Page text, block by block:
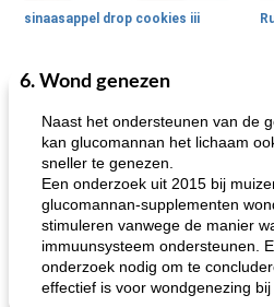
sinaasappel drop cookies iii
Ontbijt
loco mokka havermout
6. Wond genezen
Naast het ondersteunen van de
kan glucomannan het lichaam
sneller te genezen.
Een onderzoek uit 2015 bij
glucomannan-supplementen
stimuleren vanwege de manier
immuunsysteem ondersteunen.
onderzoek nodig om te
effectief is voor wondgenezing bij